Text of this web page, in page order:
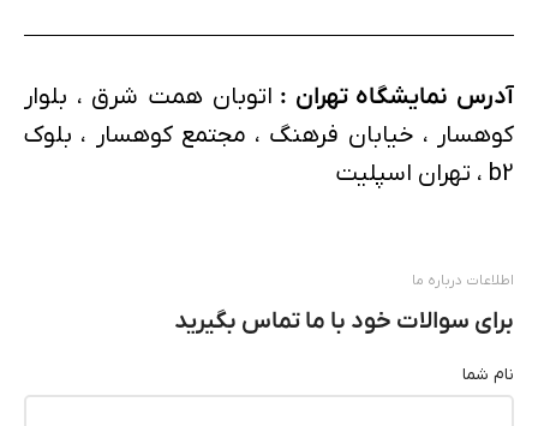
آدرس نمایشگاه تهران : اتوبان همت شرق ، بلوار
کوهسار ، خیابان فرهنگ ، مجتمع کوهسار ، بلوک
b2 ، تهران اسپلیت
اطلاعات درباره ما
برای سوالات خود با ما تماس بگیرید
نام شما